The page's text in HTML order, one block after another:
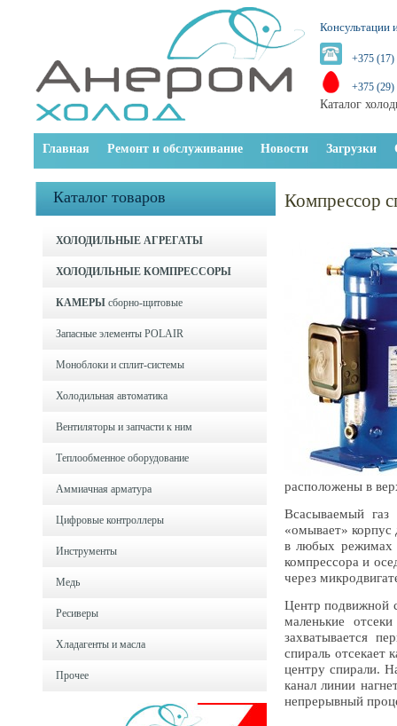
Консультации
+375 (17)
+375 (29)
Каталог
Главная Ремонт и обслуживание Новости Загрузки
Каталог товаров
ХОЛОДИЛЬНЫЕ АГРЕГАТЫ
ХОЛОДИЛЬНЫЕ КОМПРЕССОРЫ
КАМЕРЫ сборно-щитовые
Запасные элементы POLAIR
Моноблоки и cплит-системы
Холодильная автоматика
Вентиляторы и запчасти к ним
Теплообменное оборудование
Аммиачная арматура
Цифровые контроллеры
Инструменты
Медь
Ресиверы
Хладагенты и масла
Прочее
Компрессор
расположены в
Всасываемый газ
«омывает» корпус
в любых режимах
компрессора и
через
Центр подвижной
маленькие
захватывается
спираль отсекает
центру спирали.
канал линии
непрерывный